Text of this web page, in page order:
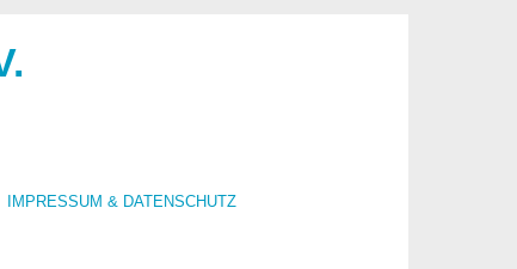
IMPRESSUM & DATENSCHUTZ